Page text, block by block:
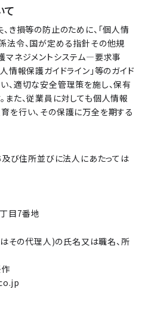
て
き損等の防止のために、「個人情
法令、国が定める指針その他規
マネジメントシステム―要求事
情報保護ガイドライン」等のガイド
、適切な安全管理策を施し、保有
た、従業員に対しても個人情報
を行い、その保護に万全を期する
び住所並びに法人にあたっては
目7番地
その代理人)の氏名又は職名、所